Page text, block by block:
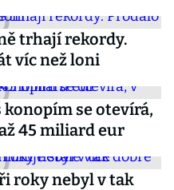
trhají rekordy.
víc než loni
konopím se otevírá,
45 miliard eur
roky nebyl v tak